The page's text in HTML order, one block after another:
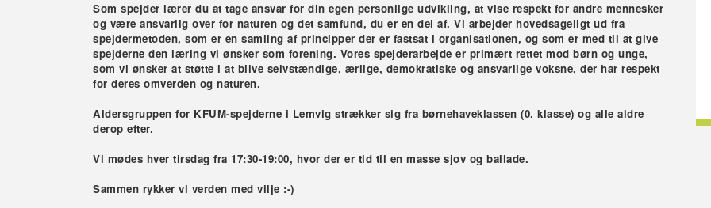
Som spejder lærer du at tage ansvar for din egen personlige udvikling, at vise respekt for andre mennesker
og være ansvarlig over for naturen og det samfund, du er en del af. Vi arbejder hovedsageligt ud fra
spejdermetoden, som er en samling af principper der er fastsat i organisationen, og som er med til at give
spejderne den læring vi ønsker som forening. Vores spejderarbejde er primært rettet mod børn og unge,
som vi ønsker at støtte i at blive selvstændige, ærlige, demokratiske og ansvarlige voksne, der har respekt
for deres omverden og naturen.
Aldersgruppen for KFUM-spejderne i Lemvig strækker sig fra børnehaveklassen (0. klasse) og alle aldre
derop efter.
Vi mødes hver tirsdag fra 17:30-19:00, hvor der er tid til en masse sjov og ballade.
Sammen rykker vi verden med vilje :-)